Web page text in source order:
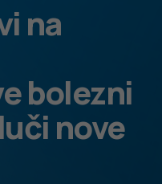
na
bolezni
nove